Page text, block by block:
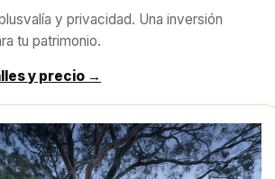
y privacidad. Una inversión
tu patrimonio.
y precio →